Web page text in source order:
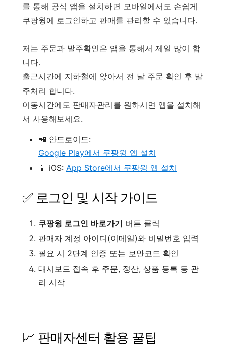
를 통해 공식 앱을 설치하면 모바일에서도 손쉽게
쿠팡윙에 로그인하고 판매를 관리할 수 있습니다.
저는 주문과 발주확인은 앱을 통해서 제일 많이 합
니다.
출근시간에 지하철에 앉아서 전 날 주문 확인 후 발
주처리 합니다.
이동시간에도 판매자관리를 원하시면 앱을 설치해
서 사용해보세요.
📲 안드로이드:
Google Play에서 쿠팡윙 앱 설치
📱 iOS: App Store에서 쿠팡윙 앱 설치
✅ 로그인 및 시작 가이드
쿠팡윙 로그인 바로가기 버튼 클릭
판매자 계정 아이디(이메일)와 비밀번호 입력
필요 시 2단계 인증 또는 보안코드 확인
대시보드 접속 후 주문, 정산, 상품 등록 등 관
리 시작
📈 판매자센터 활용 꿀팁